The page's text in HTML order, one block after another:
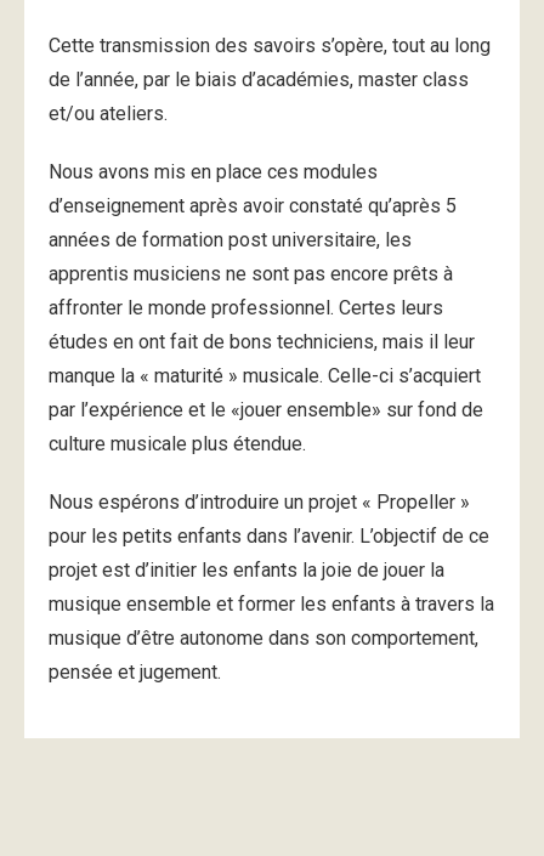
Cette transmission des savoirs s’opère, tout au long
de l’année, par le biais d’académies, master class
et/ou ateliers.
Nous avons mis en place ces modules
d’enseignement après avoir constaté qu’après 5
années de formation post universitaire, les
apprentis musiciens ne sont pas encore prêts à
affronter le monde professionnel. Certes leurs
études en ont fait de bons techniciens, mais il leur
manque la « maturité » musicale. Celle-ci s’acquiert
par l’expérience et le «jouer ensemble» sur fond de
culture musicale plus étendue.
Nous espérons d’introduire un projet « Propeller »
pour les petits enfants dans l’avenir. L’objectif de ce
projet est d’initier les enfants la joie de jouer la
musique ensemble et former les enfants à travers la
musique d’être autonome dans son comportement,
pensée et jugement.